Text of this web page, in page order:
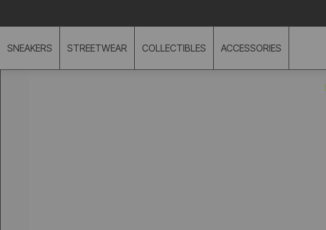
SNEAKERS STREETWEAR COLLECTIBLES ACCESSORIES